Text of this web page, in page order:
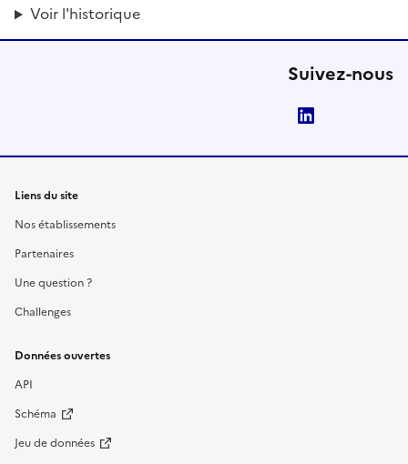
Voir l'historique
Suivez-nous
Liens du site
Nos établissements
Partenaires
Une question ?
Challenges
Données ouvertes
API
Schéma
Jeu de données